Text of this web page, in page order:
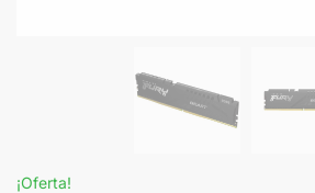
¡Oferta!